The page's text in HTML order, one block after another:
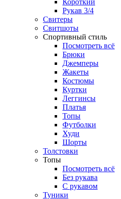
Рукав 3/4
Свитеры
Свитшоты
Спортивный стиль
Посмотреть всё
Брюки
Джемперы
Жакеты
Костюмы
Куртки
Леггинсы
Платья
Топы
Футболки
Худи
Шорты
Толстовки
Топы
Посмотреть всё
Без рукава
С рукавом
Туники